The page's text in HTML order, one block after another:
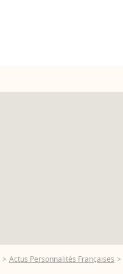
Actus Personnalités Françaises